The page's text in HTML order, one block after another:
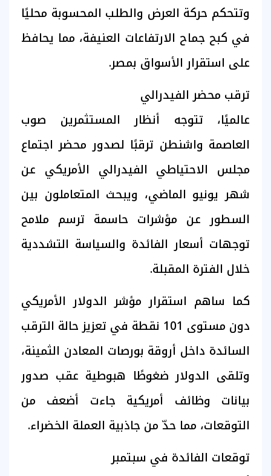
وتتحكم حركة العرض والطلب المحسوبة محليًا
في كبح جماح الارتفاعات العنيفة، مما يحافظ
على استقرار الأسواق بمصر.
ترقب محضر الفيدرالي
عالميًا، تتوجه أنظار المستثمرين صوب
العاصمة واشنطن ترقبًا لصدور محضر اجتماع
مجلس الاحتياطي الفيدرالي الأمريكي عن
شهر يونيو الماضي، ويبحث المتعاملون بين
السطور عن مؤشرات حاسمة ترسم ملامح
توجهات أسعار الفائدة والسياسة التشددية
خلال الفترة المقبلة.
كما ساهم استقرار مؤشر الدولار الأمريكي
دون مستوى 101 نقطة في تعزيز حالة الترقب
السائدة داخل أروقة بورصات المعادن الثمينة،
وتلقى الدولار ضغوطًا هبوطية عقب صدور
بيانات وظائف أمريكية جاءت أضعف من
التوقعات، مما حدّ من جاذبية العملة الخضراء.
توقعات الفائدة في سبتمبر